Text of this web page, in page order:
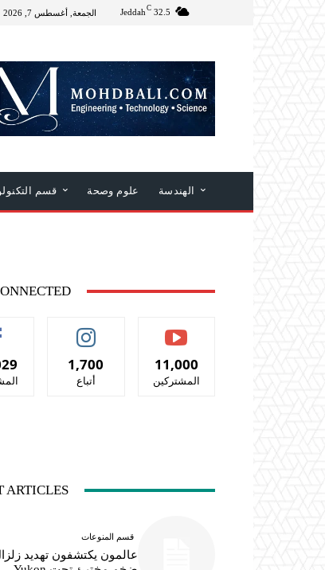
32.5
C
Jeddah الجمعة, أغسطس 7, 2026
الهندسة علوم وصحة قسم
1,700
أتباع
11,000
المشتركين
ARTICLES
قسم المنوعات
عالمون يكتشفون تهديد